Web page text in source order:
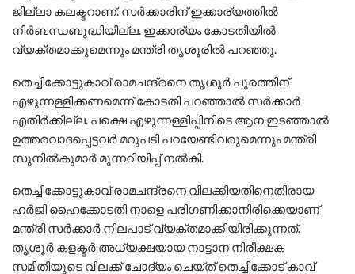
ജില്ലാ കലക്ടറാണ്. സർക്കാരിന് ഇക്കാര്യത്തിൽ
നിർബന്ധബുദ്ധിയില്ല. ഇക്കാര്യം കോടതിയിൽ
വ്യക്തമാക്കുമെന്നും മന്ത്രി തൃശൂരിൽ പറഞ്ഞു.
തെച്ചിക്കോട്ടുകാവ് രാമചന്ദ്രനെ തൃശൂർ പൂരത്തിന്
എഴുന്നള്ളിക്കണമെന്ന് കോടതി പറഞ്ഞാൽ സർക്കാർ
എതിർക്കില്ല. പക്ഷെ എഴുന്നള്ളിപ്പിനിടെ ആന ഇടഞ്ഞാൽ
ഉത്തരവാദപ്പെട്ടവർ മറുപടി പറയേണ്ടിവരുമെന്നും മന്ത്രി
സുനിൽകുമാർ മുന്നറിയിപ്പ് നൽകി.
തെച്ചിക്കോട്ടുകാവ് രാമചന്ദ്രനെ വിലക്കിയതിനെതിരായ
ഹർജി ഹൈക്കോടതി നാളെ പരിഗണിക്കാനിരിക്കെയാണ്
മന്ത്രി സർക്കാർ നിലപാട് വ്യക്തമാക്കിയിരിക്കുന്നത്.
തൃശൂർ കളക്ടർ അധ്യക്ഷയായ നാട്ടാന നിരീക്ഷക
സമിതിയുടെ വിലക്ക് ചോദ്യം ചെയ്ത് തെച്ചിക്കോട് കാവ്